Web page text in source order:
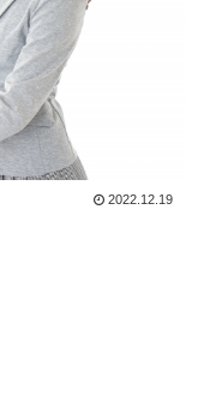
2022.12.19